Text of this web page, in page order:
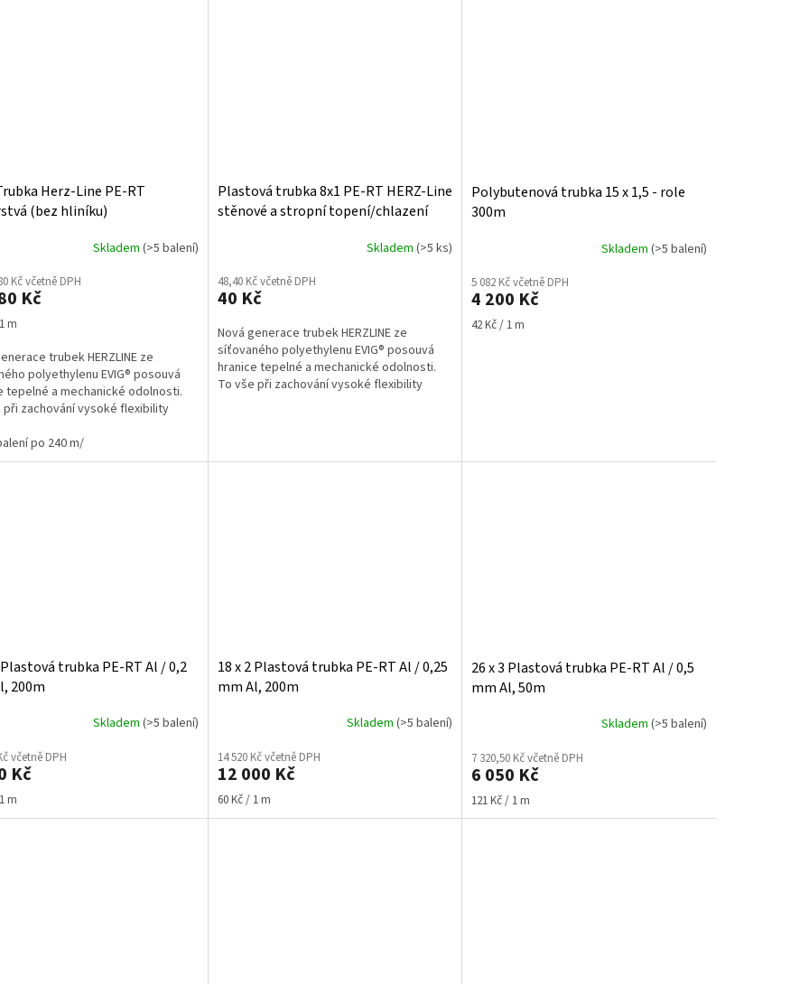
Herz-Line PE-RT
(bez hliníku)
Skladem (>5 balení)
Kč včetně DPH
Kč
m
trubek HERZLINE ze
polyethylenu EVIG® posouvá
tepelné a mechanické odolnosti.
při zachování vysoké flexibility
po 240 m/
Plastová trubka 8x1 PE-RT HERZ-Line
stěnové a stropní topení/chlazení
Skladem (>5 ks)
48,40 Kč včetně DPH
40 Kč
Nová generace trubek HERZLINE ze
síťovaného polyethylenu EVIG® posouvá
hranice tepelné a mechanické odolnosti.
To vše při zachování vysoké flexibility
Polybutenová trubka 15 x 1,5 - role
300m
Skladem (>5 balení)
5 082 Kč včetně DPH
4 200 Kč
Měrná
42 Kč / 1 m
Plastová trubka PE-RT Al / 0,2
200m
Skladem (>5 balení)
včetně DPH
Kč
m
18 x 2 Plastová trubka PE-RT Al / 0,25
mm Al, 200m
Skladem (>5 balení)
14 520 Kč včetně DPH
12 000 Kč
Měrná
cena:
60 Kč / 1 m
26 x 3 Plastová trubka PE-RT Al / 0,5
mm Al, 50m
Skladem (>5 balení)
7 320,50 Kč včetně DPH
6 050 Kč
Měrná
cena:
121 Kč / 1 m